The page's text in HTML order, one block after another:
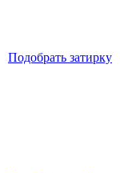
Подобрать затирку